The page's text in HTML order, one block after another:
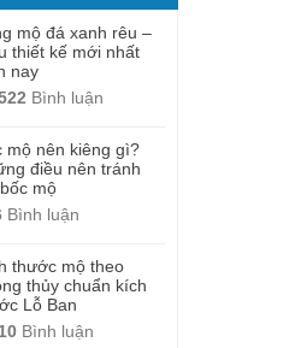
mộ đá xanh rêu –
thiết kế mới nhất
nay
Bình luận
mộ nên kiêng gì?
điều nên tránh
mộ
Bình luận
thước mộ theo
thủy chuẩn kích
Lỗ Ban
Bình luận